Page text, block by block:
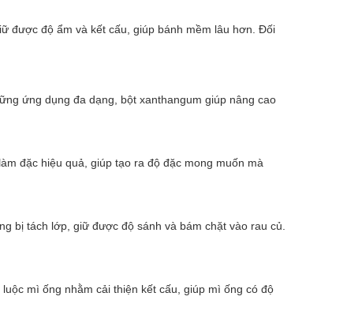
được độ ẩm và kết cấu, giúp bánh mềm lâu hơn. Đối
ứng dụng đa dạng, bột xanthangum giúp nâng cao
đặc hiệu quả, giúp tạo ra độ đặc mong muốn mà
bị tách lớp, giữ được độ sánh và bám chặt vào rau củ.
mì ống nhằm cải thiện kết cấu, giúp mì ống có độ